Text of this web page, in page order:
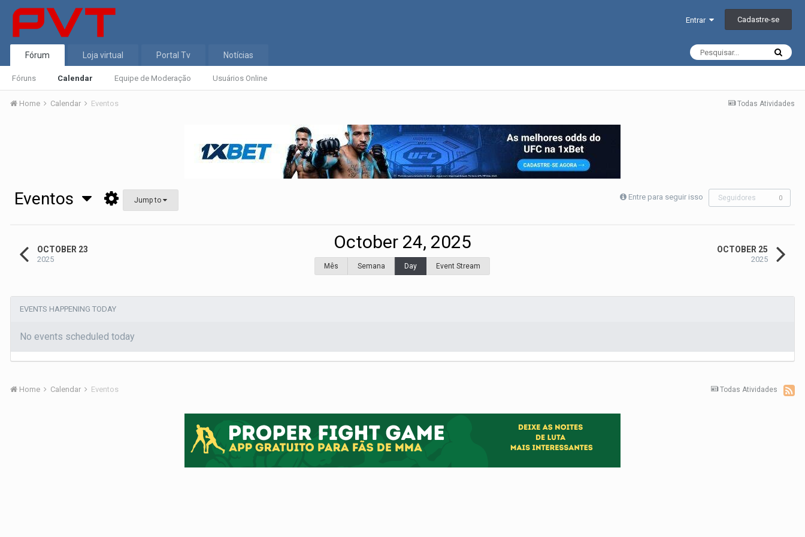
Entrar Cadastre-se
Fórum
Fóruns Calendar Equipe de Moderação Usuários Online
Loja virtual Portal Tv Notícias
Todas Atividades
Home Calendar Eventos
Entre para seguir isso Seguidores 0
Eventos Jump to
OCTOBER 23
2025
October 24, 2025
Mês Semana Day Event Stream
OCTOBER 25
2025
EVENTS HAPPENING TODAY
No events scheduled today
Todas Atividades
Home Calendar Eventos